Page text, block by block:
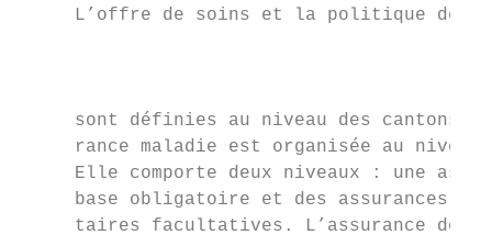
L’offre de soins et la politique de
sont définies au niveau des cantons
rance maladie est organisée au niveau
Elle comporte deux niveaux : une
base obligatoire et des assurances
taires facultatives. L’assurance de